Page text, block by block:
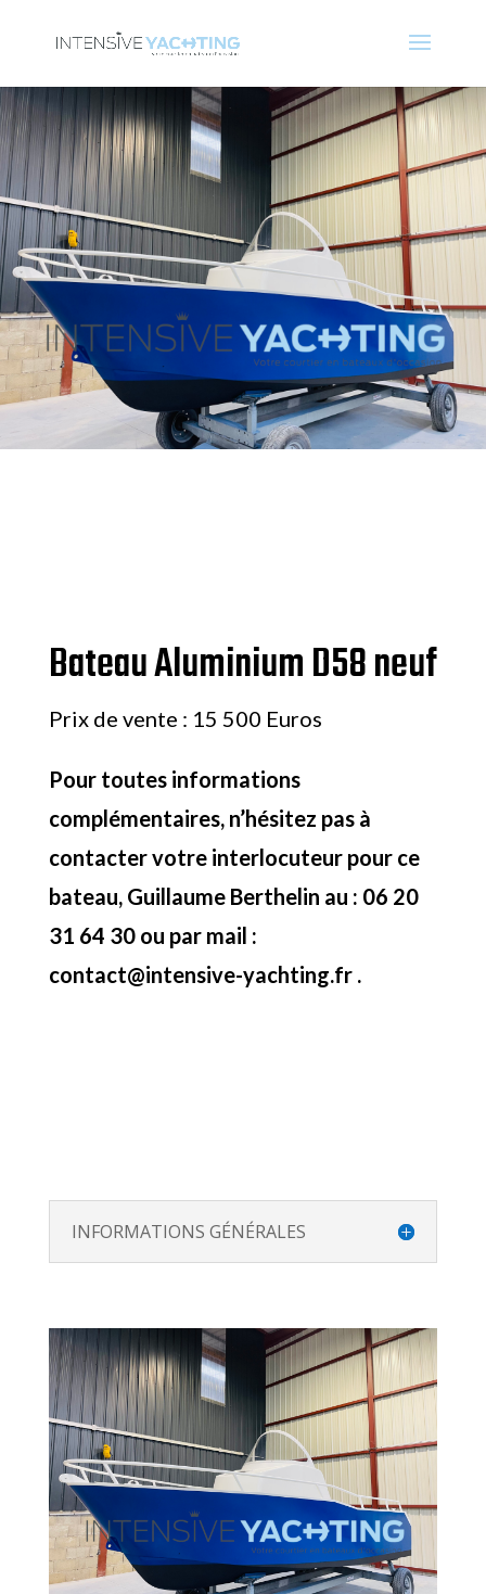
Bateau Aluminium D58 neuf
Prix de vente : 15 500 Euros
Pour toutes informations
complémentaires, n’hésitez pas à
contacter votre interlocuteur pour ce
bateau, Guillaume Berthelin au : 06 20
31 64 30 ou par mail :
contact@intensive-yachting.fr .
INFORMATIONS GÉNÉRALES